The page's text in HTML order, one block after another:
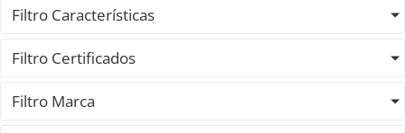
Filtro Características
Filtro Certificados
Filtro Marca